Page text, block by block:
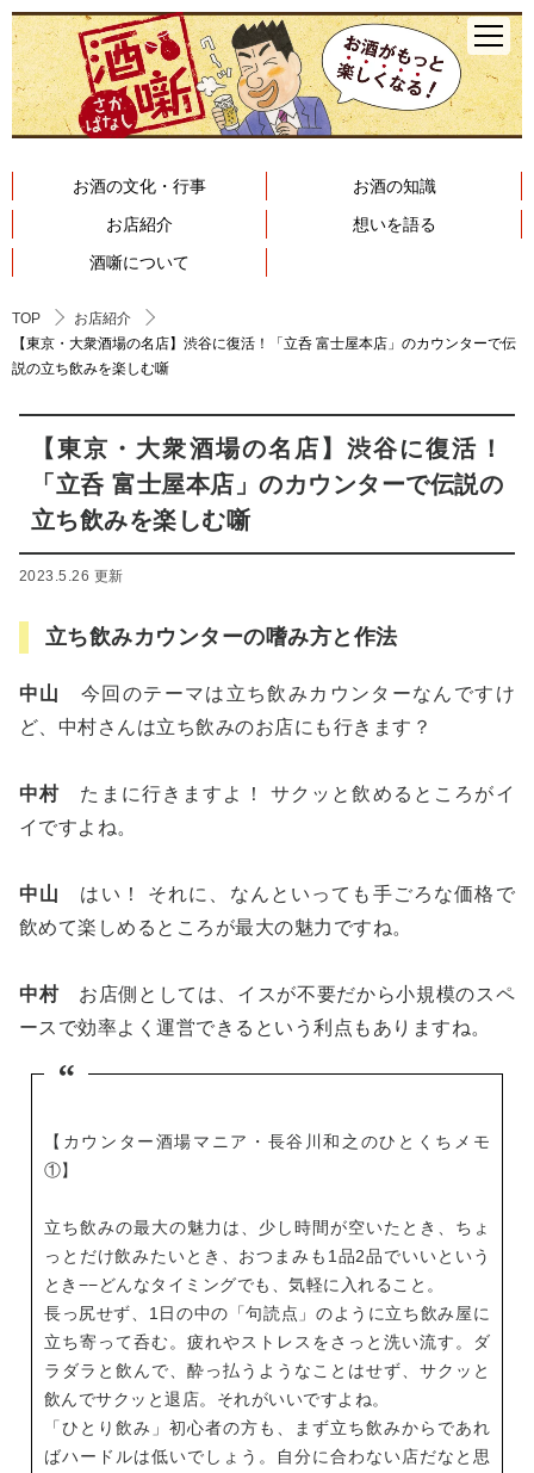
お酒の文化・行事
お酒の知識
お店紹介
想いを語る
酒噺について
TOP
お店紹介
【東京・大衆酒場の名店】渋谷に復活！「立呑 富士屋本店」のカウンターで伝
説の立ち飲みを楽しむ噺
【東京・大衆酒場の名店】渋谷に復活！
「立呑 富士屋本店」のカウンターで伝説の
立ち飲みを楽しむ噺
2023.5.26 更新
立ち飲みカウンターの嗜み方と作法
中山
今回のテーマは立ち飲みカウンターなんですけ
ど、中村さんは立ち飲みのお店にも行きます？
中村 たまに行きますよ！ サクッと飲めるところがイ
イですよね。
中山
はい！ それに、なんといっても手ごろな価格で
飲めて楽しめるところが最大の魅力ですね。
中村お店側としては、イスが不要だから小規模のスペ
ースで効率よく運営できるという利点もありますね。
【カウンター酒場マニア・長谷川和之のひとくちメモ
①】
立ち飲みの最大の魅力は、少し時間が空いたとき、ちょ
っとだけ飲みたいとき、おつまみも1品2品でいいという
とき−−どんなタイミングでも、気軽に入れること。
長っ尻せず、1日の中の「句読点」のように立ち飲み屋に
立ち寄って呑む。疲れやストレスをさっと洗い流す。ダ
ラダラと飲んで、酔っ払うようなことはせず、サクッと
飲んでサクッと退店。それがいいですよね。
「ひとり飲み」初心者の方も、まず立ち飲みからであれ
ばハードルは低いでしょう。自分に合わない店だなと思